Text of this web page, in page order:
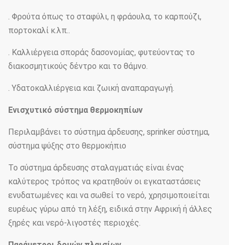
. Φρούτα όπως το σταφύλι, η φράουλα, το καρπούζι,
πορτοκαλί κ.λπ..
. Καλλιέργεια σποράς δασονομίας, φυτεύοντας το
διακοσμητικούς δέντρο και το θάμνο.
. Υδατοκαλλιέργεια και ζωική αναπαραγωγή.
Ενισχυτικό σύστημα θερμοκηπίων
Περιλαμβάνει το σύστημα άρδευσης, sprinker σύστημα,
σύστημα ψύξης στο θερμοκήπιο
Το σύστημα άρδευσης σταλαγματιάς είναι ένας
καλύτερος τρόπος να κρατηθούν οι εγκαταστάσεις
ενυδατωμένες και να σωθεί το νερό, χρησιμοποιείται
ευρέως γύρω από τη λέξη, ειδικά στην Αφρική ή άλλες
ξηρές και νερό-λιγοστές περιοχές.